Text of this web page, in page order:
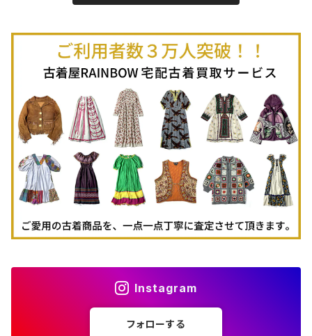
古着ポロシャツ
古着長袖ポロシャツ
古着スウェット
古着パーカー
古着タンクトップ
古着羽織り
古着ミニ丈スカート (丈56-75cm)
Autumn / Winter
Instagram
フォローする